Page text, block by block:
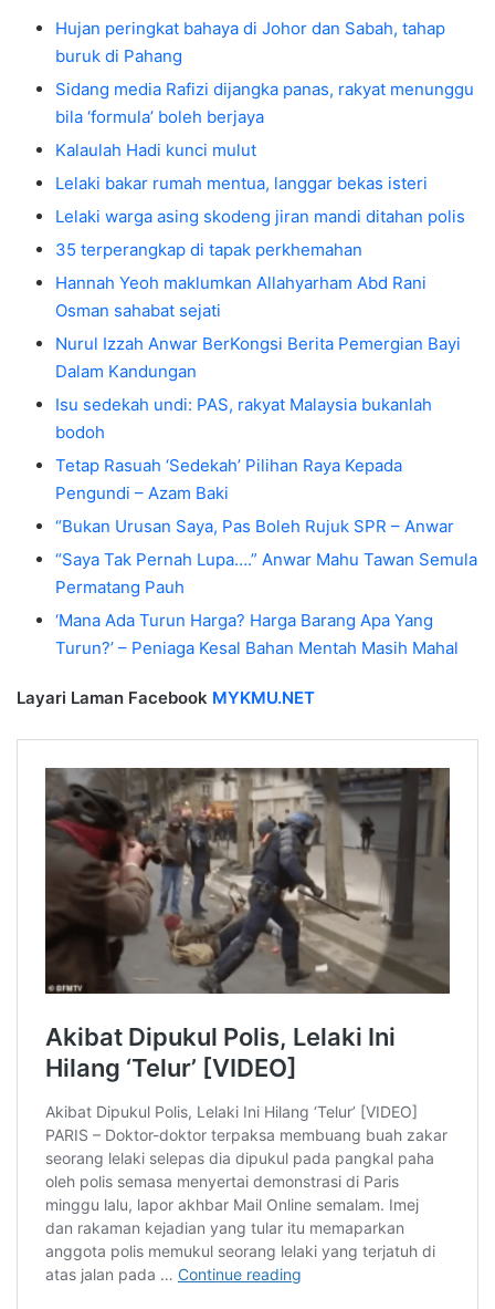
Hujan peringkat bahaya di Johor dan Sabah, tahap
buruk di Pahang
Sidang media Rafizi dijangka panas, rakyat menunggu
bila ‘formula’ boleh berjaya
Kalaulah Hadi kunci mulut
Lelaki bakar rumah mentua, langgar bekas isteri
Lelaki warga asing skodeng jiran mandi ditahan polis
35 terperangkap di tapak perkhemahan
Hannah Yeoh maklumkan Allahyarham Abd Rani
Osman sahabat sejati
Nurul Izzah Anwar BerKongsi Berita Pemergian Bayi
Dalam Kandungan
Isu sedekah undi: PAS, rakyat Malaysia bukanlah
bodoh
Tetap Rasuah ‘Sedekah’ Pilihan Raya Kepada
Pengundi – Azam Baki
“Bukan Urusan Saya, Pas Boleh Rujuk SPR – Anwar
“Saya Tak Pernah Lupa….” Anwar Mahu Tawan Semula
Permatang Pauh
‘Mana Ada Turun Harga? Harga Barang Apa Yang
Turun?’ – Peniaga Kesal Bahan Mentah Masih Mahal
Layari Laman Facebook MYKMU.NET